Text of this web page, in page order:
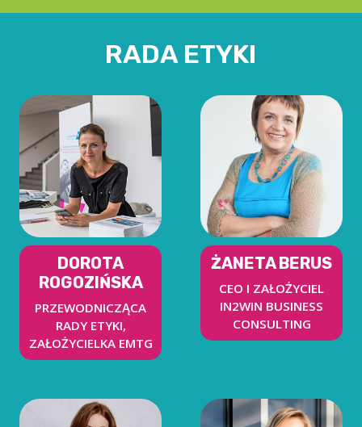
RADA ETYKI
DOROTA
ROGOZIŃSKA
PRZEWODNICZĄCA
RADY ETYKI,
ZAŁOŻYCIELKA EMTG
ŻANETA BERUS
CEO I ZAŁOŻYCIEL
IN2WIN BUSINESS
CONSULTING